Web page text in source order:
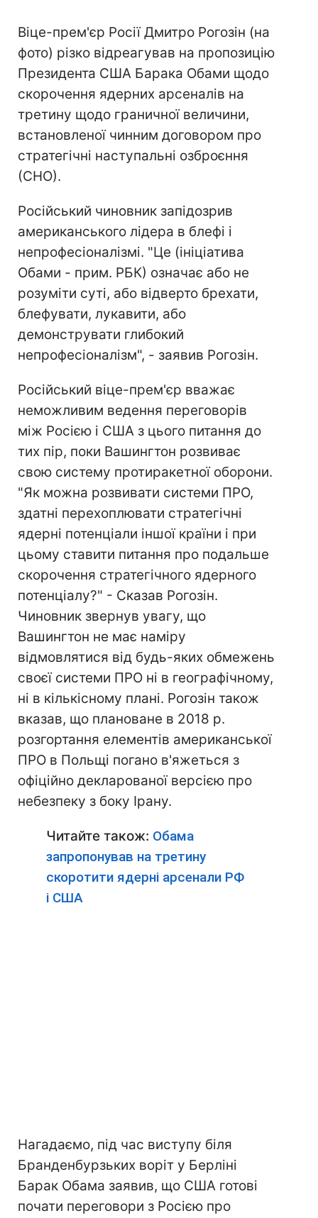
Віце-прем'єр Росії Дмитро Рогозін (на
фото) різко відреагував на пропозицію
Президента США Барака Обами щодо
скорочення ядерних арсеналів на
третину щодо граничної величини,
встановленої чинним договором про
стратегічні наступальні озброєння
(СНО).
Російський чиновник запідозрив
американського лідера в блефі і
непрофесіоналізмі. "Це (ініціатива
Обами - прим. РБК) означає або не
розуміти суті, або відверто брехати,
блефувати, лукавити, або
демонструвати глибокий
непрофесіоналізм", - заявив Рогозін.
Російський віце-прем'єр вважає
неможливим ведення переговорів
між Росією і США з цього питання до
тих пір, поки Вашингтон розвиває
свою систему протиракетної оборони.
"Як можна розвивати системи ПРО,
здатні перехоплювати стратегічні
ядерні потенціали іншої країни і при
цьому ставити питання про подальше
скорочення стратегічного ядерного
потенціалу?" - Сказав Рогозін.
Чиновник звернув увагу, що
Вашингтон не має наміру
відмовлятися від будь-яких обмежень
своєї системи ПРО ні в географічному,
ні в кількісному плані. Рогозін також
вказав, що плановане в 2018 р.
розгортання елементів американської
ПРО в Польщі погано в'яжеться з
офіційно декларованої версією про
небезпеку з боку Ірану.
Читайте також: Обама
запропонував на третину
скоротити ядерні арсенали РФ
і США
Нагадаємо, під час виступу біля
Бранденбурзьких воріт у Берліні
Барак Обама заявив, що США готові
почати переговори з Росією про